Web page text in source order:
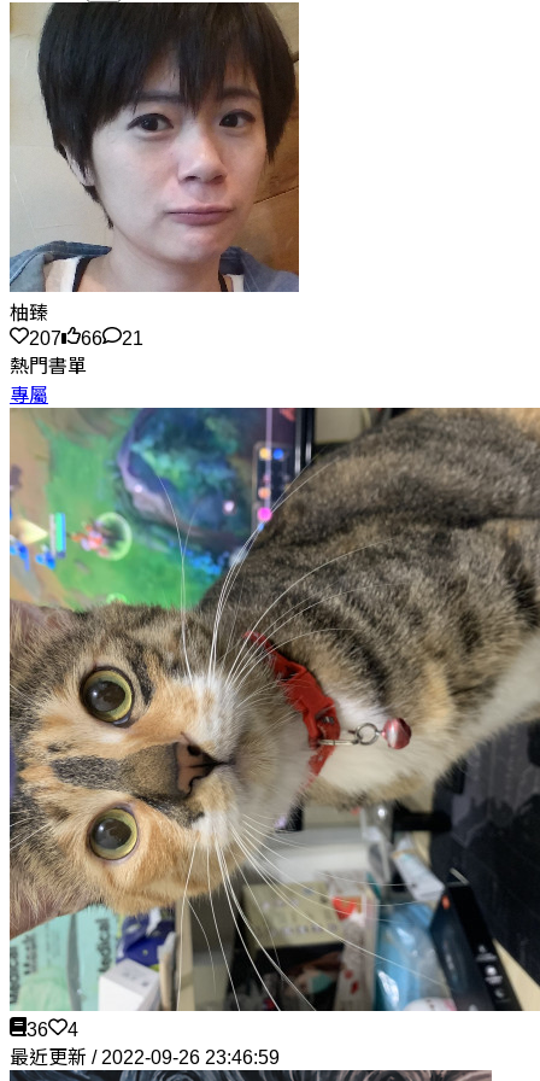
柚臻
207
66
21
熱門書單
專屬
36
4
最近更新 / 2022-09-26 23:46:59